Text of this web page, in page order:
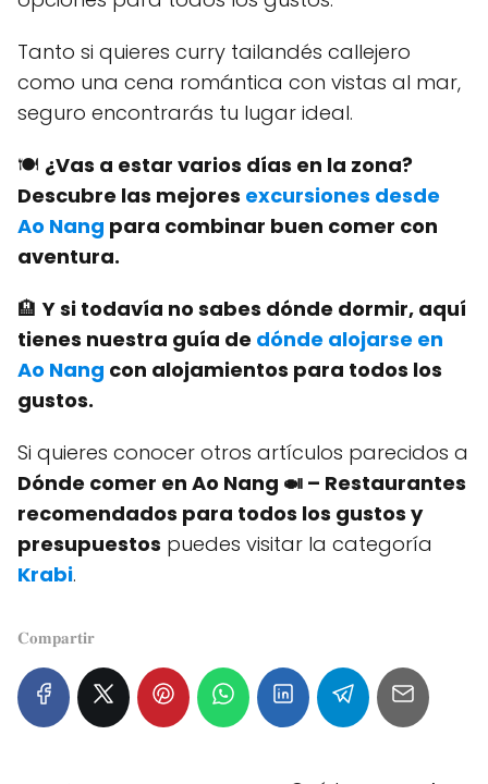
Tanto si quieres curry tailandés callejero
como una cena romántica con vistas al mar,
seguro encontrarás tu lugar ideal.
🍽️ ¿Vas a estar varios días en la zona?
Descubre las mejores excursiones desde
Ao Nang para combinar buen comer con
aventura.
🏨Y si todavía no sabes dónde dormir, aquí
tienes nuestra guía de dónde alojarse en
Ao Nang con alojamientos para todos los
gustos.
Si quieres conocer otros artículos parecidos a
Dónde comer en Ao Nang 🍛 – Restaurantes
recomendados para todos los gustos y
presupuestos puedes visitar la categoría
Krabi.
𝐂𝐨𝐦𝐩𝐚𝐫𝐭𝐢𝐫